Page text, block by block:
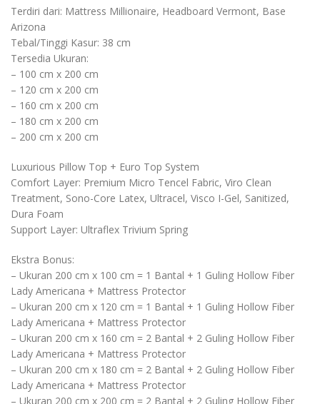
Terdiri dari: Mattress Millionaire, Headboard Vermont, Base
Arizona
Tebal/Tinggi Kasur: 38 cm
Tersedia Ukuran:
– 100 cm x 200 cm
– 120 cm x 200 cm
– 160 cm x 200 cm
– 180 cm x 200 cm
– 200 cm x 200 cm
Luxurious Pillow Top + Euro Top System
Comfort Layer: Premium Micro Tencel Fabric, Viro Clean
Treatment, Sono-Core Latex, Ultracel, Visco I-Gel, Sanitized,
Dura Foam
Support Layer: Ultraflex Trivium Spring
Ekstra Bonus:
– Ukuran 200 cm x 100 cm = 1 Bantal + 1 Guling Hollow Fiber
Lady Americana + Mattress Protector
– Ukuran 200 cm x 120 cm = 1 Bantal + 1 Guling Hollow Fiber
Lady Americana + Mattress Protector
– Ukuran 200 cm x 160 cm = 2 Bantal + 2 Guling Hollow Fiber
Lady Americana + Mattress Protector
– Ukuran 200 cm x 180 cm = 2 Bantal + 2 Guling Hollow Fiber
Lady Americana + Mattress Protector
– Ukuran 200 cm x 200 cm = 2 Bantal + 2 Guling Hollow Fiber